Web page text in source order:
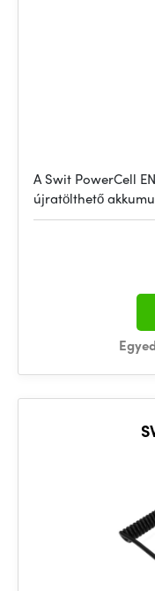
A Swit PowerCell
újratölthető